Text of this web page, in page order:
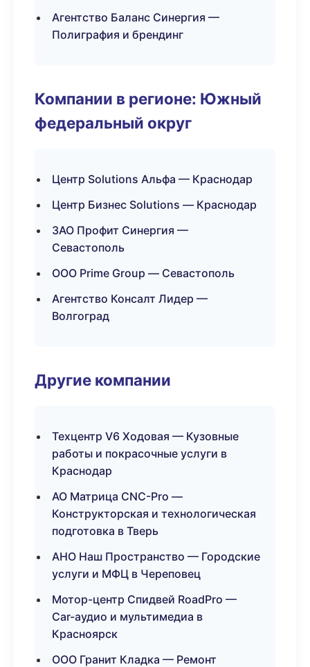
Агентство Баланс Синергия —
Полиграфия и брендинг
Компании в регионе: Южный
федеральный округ
Центр Solutions Альфа — Краснодар
Центр Бизнес Solutions — Краснодар
ЗАО Профит Синергия —
Севастополь
ООО Prime Group — Севастополь
Агентство Консалт Лидер —
Волгоград
Другие компании
Техцентр V6 Ходовая — Кузовные
работы и покрасочные услуги в
Краснодар
АО Матрица CNC-Pro —
Конструкторская и технологическая
подготовка в Тверь
АНО Наш Пространство — Городские
услуги и МФЦ в Череповец
Мотор-центр Спидвей RoadPro —
Car-аудио и мультимедиа в
Красноярск
ООО Гранит Кладка — Ремонт